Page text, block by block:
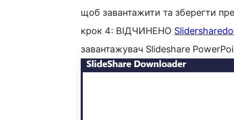
щоб завантажити та зберегти
крок 4: ВІДЧИНЕНО
завантажувач Slideshare